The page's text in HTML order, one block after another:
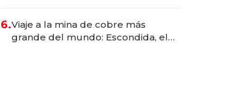
6.Viaje a la mina de cobre más
grande del mundo: Escondida, el